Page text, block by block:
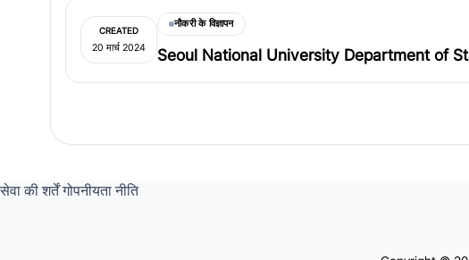
CREATED
20 मार्च 2024
नौकरी के विज्ञापन
Seoul National University Department of
सेवा की शर्तें गोपनीयता नीति